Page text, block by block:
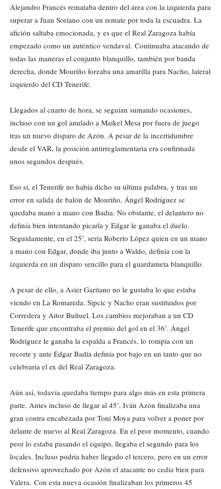
Alejandro Francés remataba dentro del área con la izquierda para
superar a Juan Soriano con un remate por toda la escuadra. La
afición saltaba emocionada, y es que el Real Zaragoza había
empezado como un auténtico vendaval. Continuaba atacando de
todas las maneras el conjunto blanquillo, también por banda
derecha, donde Mouriño forzaba una amarilla para Nacho, lateral
izquierdo del CD Tenerife.
Llegados al cuarto de hora, se seguían sumando ocasiones,
incluso con un gol anulado a Maikel Mesa por fuera de juego
tras un nuevo disparo de Azón. A pesar de la incertidumbre
desde el VAR, la posición antirreglamentaria era confirmada
unos segundos después.
Eso sí, el Tenerife no había dicho su última palabra, y tras un
error en salida de balón de Mouriño, Ángel Rodríguez se
quedaba mano a mano con Badia. No obstante, el delantero no
definía bien intentando picarla y Edgar le ganaba el duelo.
Seguidamente, en el 25’, sería Roberto López quien en un mano
a mano con Edgar, donde iba junto a Waldo, definía con la
izquierda en un disparo sencillo para el guardameta blanquillo.
A pesar de ello, a Asier Garitano no le gustaba lo que estaba
viendo en La Romareda. Sipcic y Nacho eran sustituidos por
Corredera y Aitor Buñuel. Los cambios mejoraban a un CD
Tenerife que encontraba el premio del gol en el 36’. Ángel
Rodríguez le ganaba la espalda a Francés, lo rompía con un
recorte y ante Edgar Badia definía por bajo en un tanto que no
celebraría el ex del Real Zaragoza.
Aún así, todavía quedaba tiempo para algo más en esta primera
parte. Antes incluso de llegar al 45’, Iván Azón finalizaba una
gran contra encabezada por Toni Moya para volver a poner por
delante de nuevo al Real Zaragoza. En el peor momento, cuando
peor lo estaba pasando el equipo, llegaba el segundo para los
locales. Incluso podría haber llegado el tercero, pero en un error
defensivo aprovechado por Azón el atacante no cedía bien para
Valera. Con esta nueva ocasión finalizaban los primeros 45